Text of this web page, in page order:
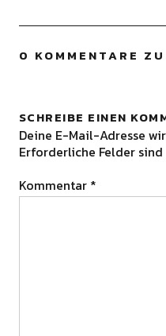
0 KOMMENTARE ZU
SCHREIBE EINEN
Deine E-Mail-Adresse
Erforderliche Felder
Kommentar *